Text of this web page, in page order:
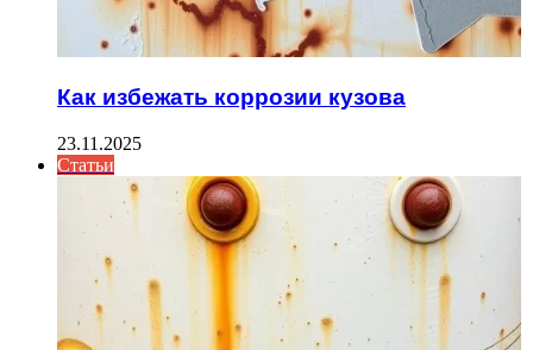
Как избежать коррозии кузова
23.11.2025
Статьи